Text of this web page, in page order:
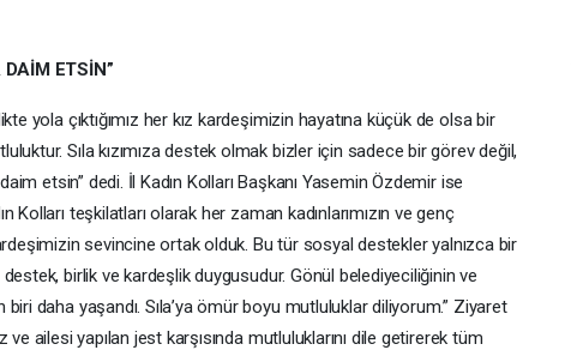
ETSİN”
yola çıktığımız her kız kardeşimizin hayatına küçük de olsa bir
Sıla kızımıza destek olmak bizler için sadece bir görev değil,
etsin” dedi. İl Kadın Kolları Başkanı Yasemin Özdemir ise
Kolları teşkilatları olarak her zaman kadınlarımızın ve genç
sevincine ortak olduk. Bu tür sosyal destekler yalnızca bir
birlik ve kardeşlik duygusudur. Gönül belediyeciliğinin ve
biri daha yaşandı. Sıla’ya ömür boyu mutluluklar diliyorum.” Ziyaret
ve ailesi yapılan jest karşısında mutluluklarını dile getirerek tüm